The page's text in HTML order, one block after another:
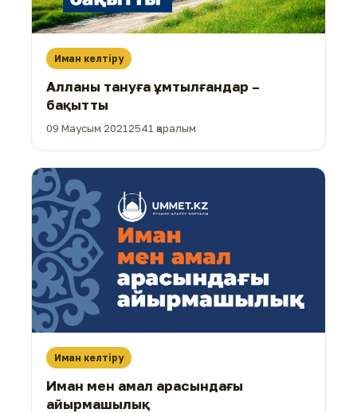
Иман келтіру
Алланы тануға ұмтылғандар –
бақытты
09 Маусым 20212541 қаралым
Иман келтіру
Иман мен амал арасындағы
айырмашылық